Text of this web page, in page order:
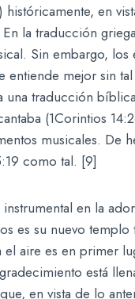
en
la traducción
Sin embargo,
mejor sin
una traducción
(1Corintios
musicales. De
como tal. [9]
en la
es su nuevo
aire es en primer
está
en vista de lo